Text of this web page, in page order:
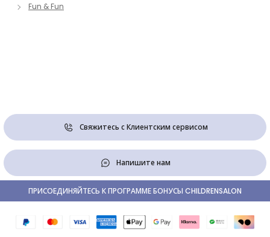
Fun & Fun
Свяжитесь с Клиентским сервисом
Напишите нам
ПРИСОЕДИНЯЙТЕСЬ К ПРОГРАММЕ БОНУСЫ CHILDRENSALON